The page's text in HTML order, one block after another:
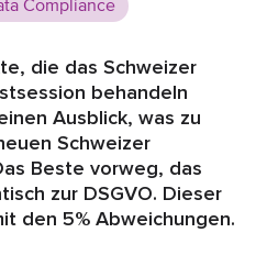
Compliance
die das Schweizer
behandeln
Ausblick, was zu
Schweizer
Beste vorweg, das
zur DSGVO. Dieser
den 5% Abweichungen.